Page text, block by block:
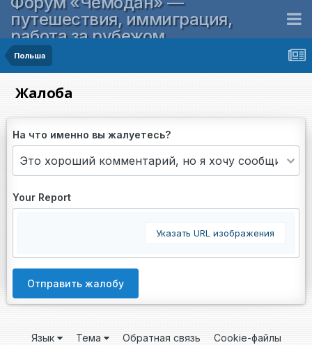
путешествия, иммиграция,
работа за рубежом
Польша
Жалоба
На что именно вы жалуетесь?
Your Report
Указать URL изображения
Отправить жалобу
Язык Тема Обратная связь Cookie-файлы